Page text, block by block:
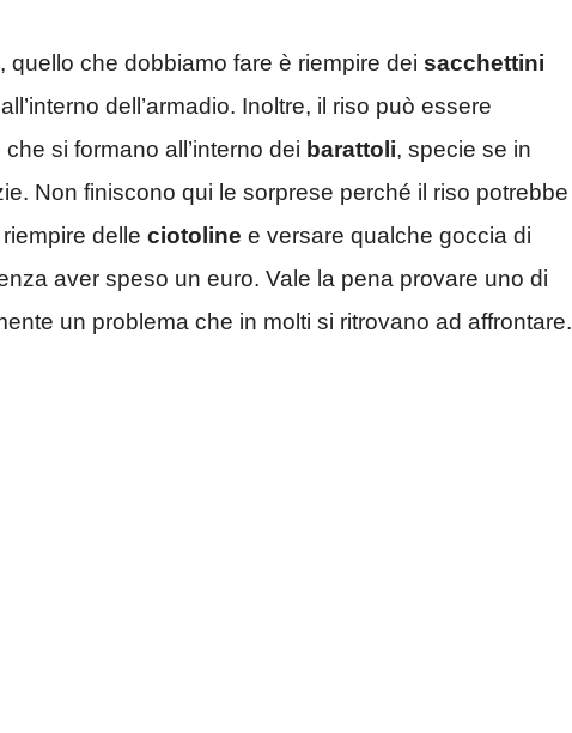
che dobbiamo fare è riempire dei sacchettini
dell’armadio. Inoltre, il riso può essere
si formano all’interno dei barattoli, specie se in
Non finiscono qui le sorprese perché il riso potrebbe
delle ciotoline e versare qualche goccia di
aver speso un euro. Vale la pena provare uno di
un problema che in molti si ritrovano ad affrontare.